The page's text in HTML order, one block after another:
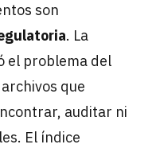
son
. La
el problema del
que
auditar ni
El índice